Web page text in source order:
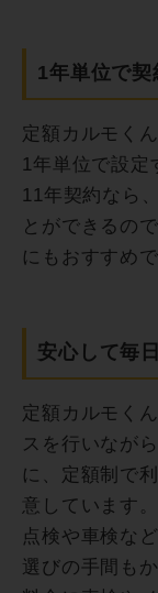
1年単位で
定額カルモく
1年単位で設定
11年契約なら
とができるの
にもおすすめで
安心して毎
定額カルモく
スを行いなが
に、定額制で
意しています
点検や車検な
選びの手間も